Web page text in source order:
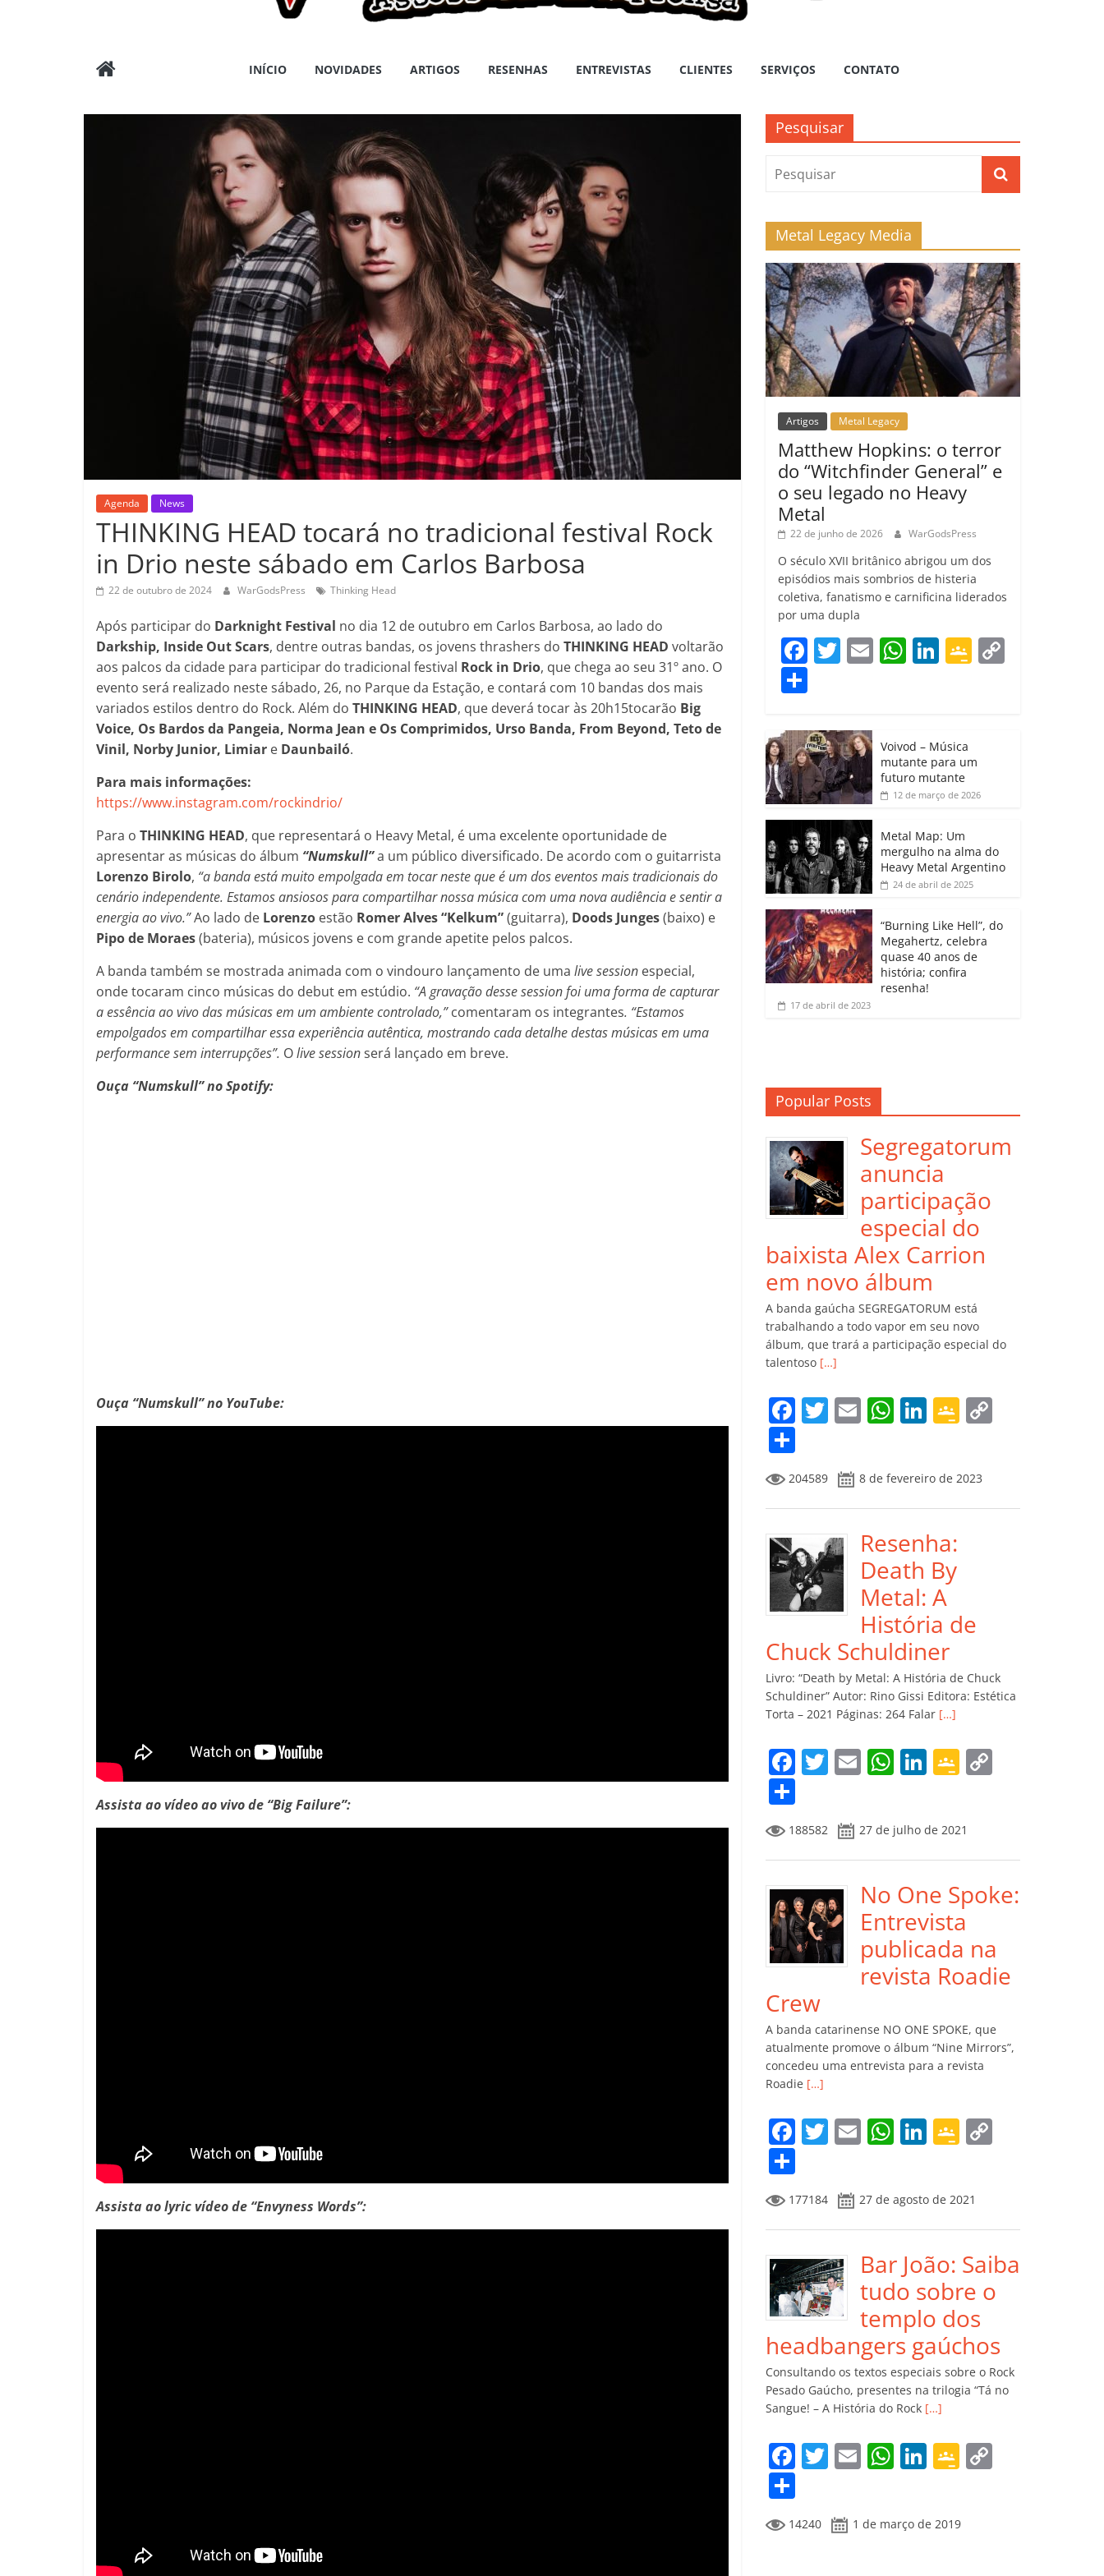
Wargods
Press
INÍCIO NOVIDADES ARTIGOS RESENHAS ENTREVISTAS CLIENTES SERVIÇOS CONTATO
Agenda News
THINKING HEAD tocará no tradicional festival Rock
in Drio neste sábado em Carlos Barbosa
22 de outubro de 2024 WarGodsPress Thinking Head
Após participar do Darknight Festival no dia 12 de outubro em Carlos Barbosa, ao lado do
Darkship, Inside Out Scars, dentre outras bandas, os jovens thrashers do THINKING HEAD voltarão
aos palcos da cidade para participar do tradicional festival Rock in Drio, que chega ao seu 31º ano. O
evento será realizado neste sábado, 26, no Parque da Estação, e contará com 10 bandas dos mais
variados estilos dentro do Rock. Além do THINKING HEAD, que deverá tocar às 20h15tocarão Big
Voice, Os Bardos da Pangeia, Norma Jean e Os Comprimidos, Urso Banda, From Beyond, Teto de
Vinil, Norby Junior, Limiar e Daunbailó.
Para mais informações:
https://www.instagram.com/rockindrio/
Para o THINKING HEAD, que representará o Heavy Metal, é uma excelente oportunidade de
apresentar as músicas do álbum “Numskull”a um público diversificado. De acordo com o guitarrista
Lorenzo Birolo, “a banda está muito empolgada em tocar neste que é um dos eventos mais tradicionais do
cenário independente. Estamos ansiosos para compartilhar nossa música com uma nova audiência e sentir a
energia ao vivo.”Ao lado de Lorenzo estão Romer Alves “Kelkum”(guitarra), Doods Junges(baixo) e
Pipo de Moraes(bateria), músicos jovens e com grande apetite pelos palcos.
A banda também se mostrada animada com o vindouro lançamento de uma live session especial,
onde tocaram cinco músicas do debut em estúdio. “A gravação desse session foi uma forma de capturar
a essência ao vivo das músicas em um ambiente controlado,”comentaram os integrantes. “Estamos
empolgados em compartilhar essa experiência autêntica, mostrando cada detalhe destas músicas em uma
performance sem interrupções”. Olive sessionserá lançado em breve.
Ouça “Numskull” no Spotify:
Ouça “Numskull” no YouTube:
Assista ao vídeo ao vivo de “Big Failure”:
Assista ao lyric vídeo de “Envyness Words”:
Pesquisar
Metal Legacy Media
Artigos Metal Legacy
Matthew Hopkins: o terror
do “Witchfinder General” e
o seu legado no Heavy
Metal
22 de junho de 2026 WarGodsPress
O século XVII britânico abrigou um dos
episódios mais sombrios de histeria
coletiva, fanatismo e carnificina liderados
por uma dupla
F
e
b
o
o
k
T
er
E W
A
p
p
Li
dI
n
G
e
a
ro
o
m
m
p
ar
til
h
ar
Voivod – Música
mutante para um
futuro mutante
12 de março de 2026
Metal Map: Um
mergulho na alma do
Heavy Metal Argentino
24 de abril de 2025
“Burning Like Hell”, do
Megahertz, celebra
quase 40 anos de
história; confira
resenha!
17 de abril de 2023
Popular Posts
Segregatorum
anuncia
participação
especial do
baixista Alex Carrion
em novo álbum
A banda gaúcha SEGREGATORUM está
trabalhando a todo vapor em seu novo
álbum, que trará a participação especial do
talentoso […]
F
e
b
o
o
k
T
itt
er
E
l
W
s
A
p
p
Li
e
dI
n
G
gl
e
ro
m
Li
o
m
p
ar
til
h
ar
204589 8 de fevereiro de 2023
Resenha:
Death By
Metal: A
História de
Chuck Schuldiner
Livro: “Death by Metal: A História de Chuck
Schuldiner” Autor: Rino Gissi Editora: Estética
Torta – 2021 Páginas: 264 Falar […]
F
e
b
o
o
k
T
itt
er
E
l
W
s
A
p
p
Li
e
dI
n
G
gl
e
Cl
a
ss
ro
m
Li
n
o
m
p
ar
til
h
ar
188582 27 de julho de 2021
No One Spoke:
Entrevista
publicada na
revista Roadie
Crew
A banda catarinense NO ONE SPOKE, que
atualmente promove o álbum “Nine Mirrors”,
concedeu uma entrevista para a revista
Roadie […]
F
e
b
o
o
k
T
itt
er
E
l
W
s
A
p
p
Li
e
dI
n
G
gl
e
Cl
a
ss
ro
o
m
Li
n
k
o
m
p
ar
til
h
ar
177184 27 de agosto de 2021
Bar João: Saiba
tudo sobre o
templo dos
headbangers gaúchos
Consultando os textos especiais sobre o Rock
Pesado Gaúcho, presentes na trilogia “Tá no
Sangue! – A História do Rock […]
F
e
T
itt
er
E
l
W
s
Li
e
G
gl
o
m
14240 1 de março de 2019